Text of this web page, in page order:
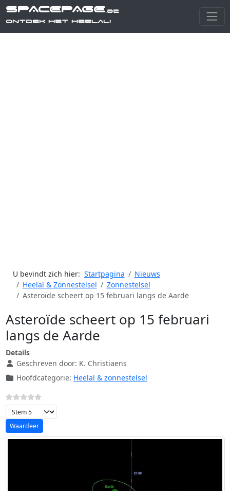
SPACEPAGE.be
Ontdek het heelal!
U bevindt zich hier: Startpagina
Nieuws
Heelal & Zonnestelsel
Zonnestelsel
Asteroïde scheert op 15 februari langs de Aarde
Asteroïde scheert op 15 februari
langs de Aarde
Details
Geschreven door: K. Christiaens
Hoofdcategorie: Heelal & zonnestelsel
Voeg waardering toe